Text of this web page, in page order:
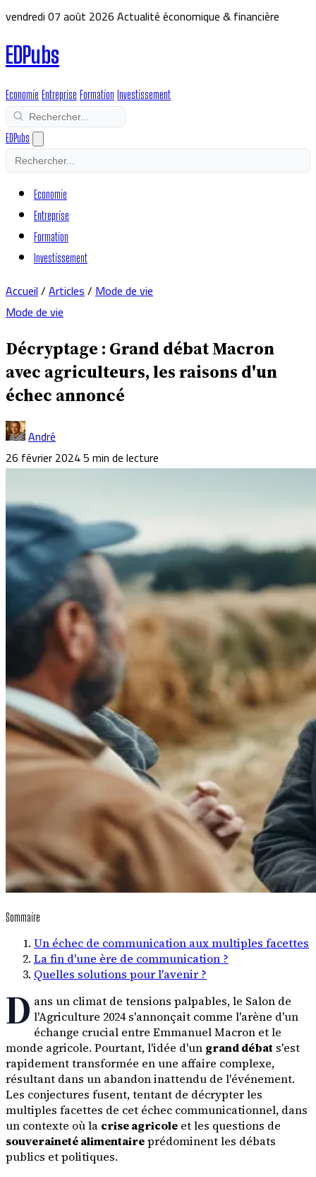
vendredi 07 août 2026Actualité économique & financière
EDPubs
Economie Entreprise Formation Investissement
EDPubs
Economie
Entreprise
Formation
Investissement
Accueil/Articles/Mode de vie
Mode de vie
Décryptage : Grand débat Macron
avec agriculteurs, les raisons d'un
échec annoncé
André
26 février 20245 min de lecture
Sommaire
Un échec de communication aux multiples facettes
La fin d'une ère de communication ?
Quelles solutions pour l'avenir ?
D ans un climat de tensions palpables, le Salon de
l'Agriculture 2024 s'annonçait comme l'arène d'un
échange crucial entre Emmanuel Macron et le
monde agricole. Pourtant, l'idée d'un grand débat s'est
rapidement transformée en une affaire complexe,
résultant dans un abandon inattendu de l'événement.
Les conjectures fusent, tentant de décrypter les
multiples facettes de cet échec communicationnel, dans
un contexte où la crise agricole et les questions de
souveraineté alimentaireprédominent les débats
publics et politiques.